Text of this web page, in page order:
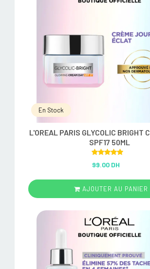
En Stock
L'OREAL PARIS GLYCOLIC BRIGHT
SPF17 50ML
out of 5
99.00 DH
AJOUTER AU PANIER